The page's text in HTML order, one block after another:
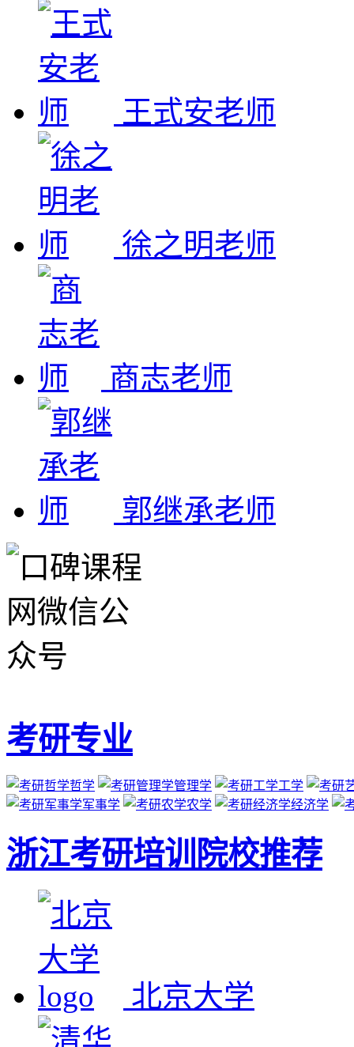
王式安老师
徐之明老师
商志老师
郭继承老师
考研专业
哲学 管理学
工学
军事学
农学 经济学
浙江考研培训院校推荐
北京大学